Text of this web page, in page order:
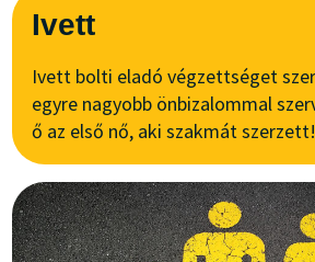
Ivett
Ivett bolti eladó végzettséget
egyre nagyobb önbizalommal
ő az első nő, aki szakmát szerzett!